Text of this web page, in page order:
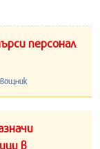
персонал
в